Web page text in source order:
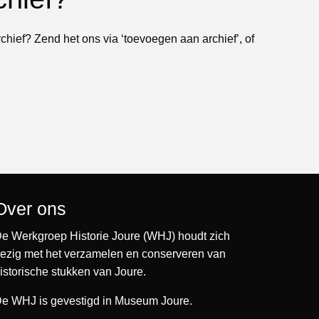
Zend het ons via ‘toevoegen aan archief’, of
ons
Werkgroep Historie Joure (WHJ) houdt zich
met het verzamelen en conserveren van
stukken van Joure.
WHJ is gevestigd in Museum Joure.